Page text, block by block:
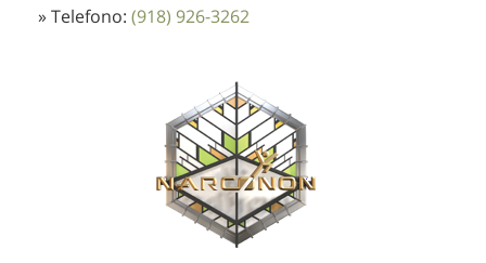
» Telefono: (918) 926-3262